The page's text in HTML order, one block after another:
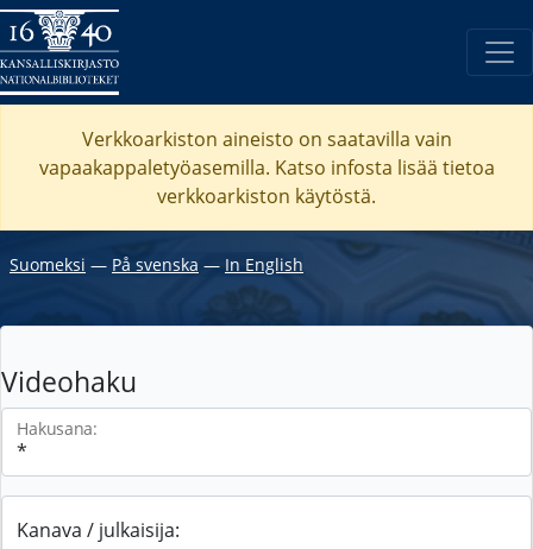
Verkkoarkiston aineisto on saatavilla vain
vapaakappaletyöasemilla. Katso infosta lisää tietoa
verkkoarkiston käytöstä.
Suomeksi ― På svenska ― In English
Videohaku
Hakusana:
Kanava / julkaisija: